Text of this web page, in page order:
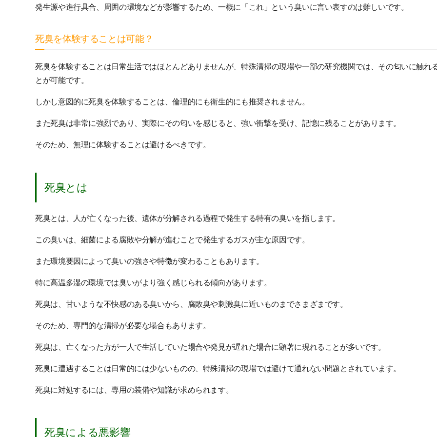
発生源や進行具合、周囲の環境などが影響するため、一概に「これ」という臭いに言い表すのは難しいです。
死臭を体験することは可能？
死臭を体験することは日常生活ではほとんどありませんが、特殊清掃の現場や一部の研究機関では、その匂いに触れ
とが可能です。
しかし意図的に死臭を体験することは、倫理的にも衛生的にも推奨されません。
また死臭は非常に強烈であり、実際にその匂いを感じると、強い衝撃を受け、記憶に残ることがあります。
そのため、無理に体験することは避けるべきです。
死臭とは
死臭とは、人が亡くなった後、遺体が分解される過程で発生する特有の臭いを指します。
この臭いは、細菌による腐敗や分解が進むことで発生するガスが主な原因です。
また環境要因によって臭いの強さや特徴が変わることもあります。
特に高温多湿の環境では臭いがより強く感じられる傾向があります。
死臭は、甘いような不快感のある臭いから、腐敗臭や刺激臭に近いものまでさまざまです。
そのため、専門的な清掃が必要な場合もあります。
死臭は、亡くなった方が一人で生活していた場合や発見が遅れた場合に顕著に現れることが多いです。
死臭に遭遇することは日常的には少ないものの、特殊清掃の現場では避けて通れない問題とされています。
死臭に対処するには、専用の装備や知識が求められます。
死臭による悪影響